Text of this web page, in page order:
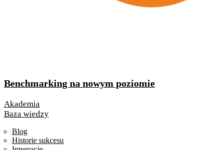
Benchmarking na nowym poziomie
Akademia
Baza wiedzy
Blog
Historie sukcesu